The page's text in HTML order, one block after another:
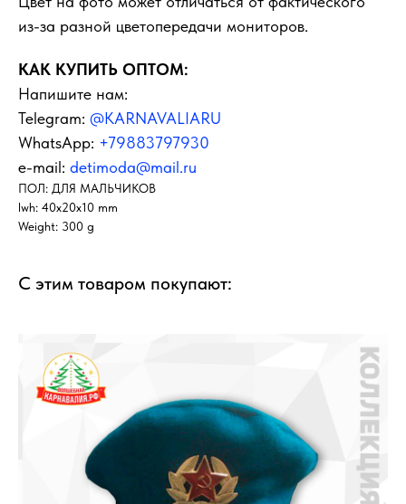
из-за разной цветопередачи мониторов.
КАК КУПИТЬ ОПТОМ:
Напишите нам:
Telegram: @KARNAVALIARU
WhatsApp: +79883797930
e-mail: detimoda@mail.ru
ПОЛ: ДЛЯ МАЛЬЧИКОВ
lwh: 40x20x10 mm
Weight: 300 g
С этим товаром покупают: